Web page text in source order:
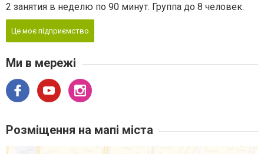
2 занятия в неделю по 90 минут. Группа до 8 человек.
Це моє підприємство
Ми в мережі
Розміщення на мапі міста